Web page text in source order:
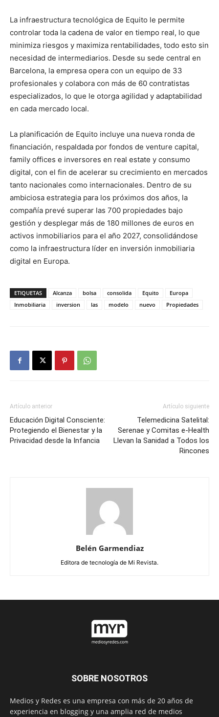
La infraestructura tecnológica de Equito le permite
controlar toda la cadena de valor en tiempo real, lo que
minimiza riesgos y maximiza rentabilidades, todo esto sin
necesidad de intermediarios. Desde su sede central en
Barcelona, la empresa opera con un equipo de 33
profesionales y colabora con más de 60 contratistas
especializados, lo que le otorga agilidad y adaptabilidad
en cada mercado local.
La planificación de Equito incluye una nueva ronda de
financiación, respaldada por fondos de venture capital,
family offices e inversores en real estate y consumo
digital, con el fin de acelerar su crecimiento en mercados
tanto nacionales como internacionales. Dentro de su
ambiciosa estrategia para los próximos dos años, la
compañía prevé superar las 700 propiedades bajo
gestión y desplegar más de 180 millones de euros en
activos inmobiliarios para el año 2027, consolidándose
como la infraestructura líder en inversión inmobiliaria
digital en Europa.
ETIQUETAS Alcanza bolsa consolida Equito
Europa
Inmobiliaria
inversion las modelo nuevo Propiedades
Artículo anterior
Educación Digital Consciente:
Protegiendo el Bienestar y la
Privacidad desde la Infancia
Artículo siguiente
Telemedicina Satelital:
Serenae y Comitas e-Health
Llevan la Sanidad a Todos los
Rincones
Belén Garmendiaz
Editora de tecnología de Mi Revista.
SOBRE NOSOTROS
Medios y Redes es una empresa con más de 20 años de
experiencia en blogging y una amplia red de medios